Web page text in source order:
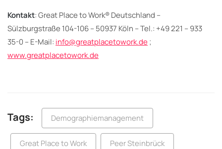
Kontakt: Great Place to Work® Deutschland –
Sülzburgstraße 104-106 – 50937 Köln – Tel.: +49 221 – 933
35-0 – E-Mail: info@greatplacetowork.de;
www.greatplacetowork.de
Tags: Demographiemanagement
Great Place to Work Peer Steinbrück